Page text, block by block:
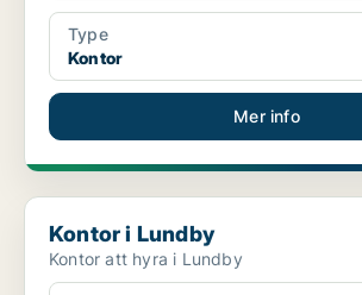
Type
Kontor
Mer info
Kontor i Lundby
Kontor i Lundby
Kontor att hyra i Lundby